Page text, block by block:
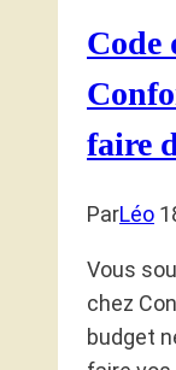
Code
faire
ParLéo
Vous
chez
budget